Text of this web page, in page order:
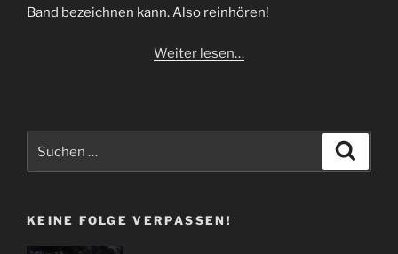
Band bezeichnen kann. Also reinhören!
Weiter lesen…
KEINE FOLGE VERPASSEN!